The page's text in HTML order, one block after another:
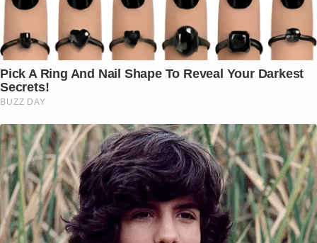
Pick A Ring And Nail Shape To Reveal Your Darkest
Secrets!
BUZZ DAY